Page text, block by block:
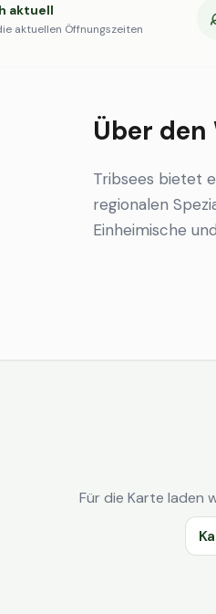
aktuell
aktuellen Öffnungszeiten
Über
Tribsees bietet
regionalen
Einheimische
Für die Karte laden